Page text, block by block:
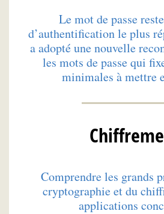
Le mot de passe
d’authentification le plus
a adopté une nouvelle
les mots de passe qui
minimales à mettre
Comprendre les grands
cryptographie et du
applications